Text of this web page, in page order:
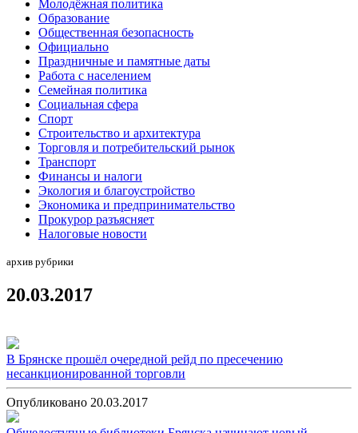
Молодёжная политика
Образование
Общественная безопасность
Официально
Праздничные и памятные даты
Работа с населением
Семейная политика
Социальная сфера
Спорт
Строительство и архитектура
Торговля и потребительский рынок
Транспорт
Финансы и налоги
Экология и благоустройство
Экономика и предпринимательство
Прокурор разъясняет
Налоговые новости
архив рубрики
20.03.2017
В Брянске прошёл очередной рейд по пресечению
несанкционированной торговли
Опубликовано 20.03.2017